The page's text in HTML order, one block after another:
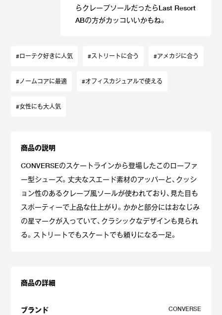
らクレープソールだったらLast Resort
ABの方がカッコいいかもね。
#ローテク好きに人気 #ストリートに合う #アメカジに合う
#ノームコアに最適 #オフィスカジュアルで使える
#女性にも大人気
商品の説明
CONVERSEのスケートラインから登場したこのローファ
ー型シューズ。丈夫なスエード素材のアッパーと、クッシ
ョン性のあるクレープ風ソールが使われており、見た目も
スポーティーで上品な仕上がり。かかと部分にはおなじみ
の星マークが入っていて、クラシックなデザインも見られ
る。ストリートでもスケートでも頼りになる一足。
商品の詳細
ブランド CONVERSE